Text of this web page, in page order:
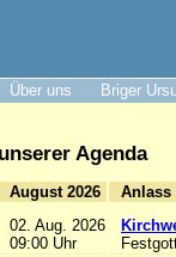
Über uns Briger
Agenda
August 2026
02. Aug. 2026
09:00 Uhr